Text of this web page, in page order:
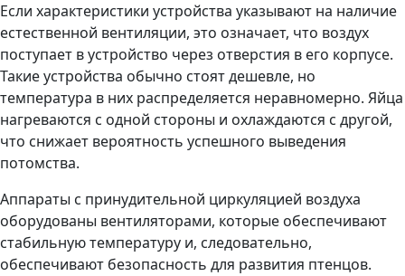
Если характеристики устройства указывают на наличие
естественной вентиляции, это означает, что воздух
поступает в устройство через отверстия в его корпусе.
Такие устройства обычно стоят дешевле, но
температура в них распределяется неравномерно. Яйца
нагреваются с одной стороны и охлаждаются с другой,
что снижает вероятность успешного выведения
потомства.
Аппараты с принудительной циркуляцией воздуха
оборудованы вентиляторами, которые обеспечивают
стабильную температуру и, следовательно,
обеспечивают безопасность для развития птенцов.